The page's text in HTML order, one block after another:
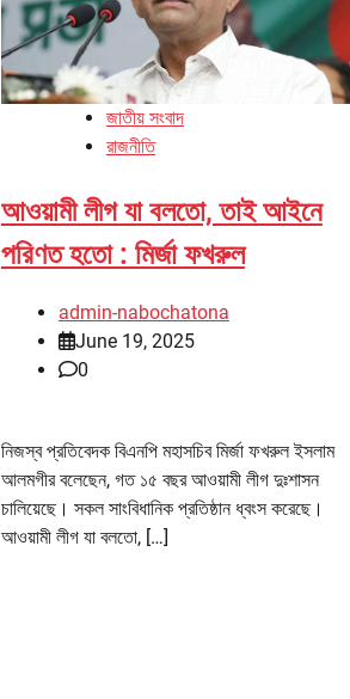
জাতীয় সংবাদ
রাজনীতি
আওয়ামী লীগ যা বলতো, তাই আইনে
পরিণত হতো : মির্জা ফখরুল
admin-nabochatona
June 19, 2025
0
নিজস্ব প্রতিবেদক বিএনপি মহাসচিব মির্জা ফখরুল ইসলাম
আলমগীর বলেছেন, গত ১৫ বছর আওয়ামী লীগ দুঃশাসন
চালিয়েছে। সকল সাংবিধানিক প্রতিষ্ঠান ধ্বংস করেছে।
আওয়ামী লীগ যা বলতো, […]